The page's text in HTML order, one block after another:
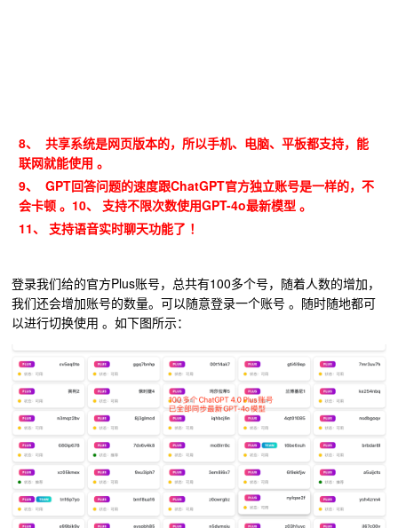
8、 共享系统是网页版本的，所以手机、电脑、平板都支持，能
联网就能使用 。
9、 GPT回答问题的速度跟ChatGPT官方独立账号是一样的，不
会卡顿 。10、
支持不限次数使用GPT-4o最新模型 。
11、
支持语音实时聊天功能了 ！
登录我们给的官方Plus账号，总共有100多个号，随着人数的增加，
我们还会增加账号的数量。可以随意登录一个账号 。随时随地都可
以进行切换使用 。如下图所示：